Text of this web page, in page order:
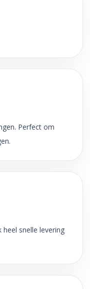
Perfect om
snelle levering